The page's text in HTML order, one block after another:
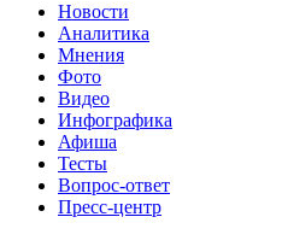
Новости
Аналитика
Мнения
Фото
Видео
Инфографика
Афиша
Тесты
Вопрос-ответ
Пресс-центр